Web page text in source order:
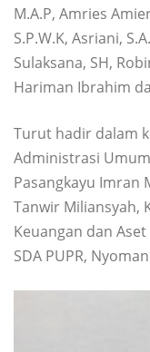
M.A.P, Amries
S.P.W.K, Asriani,
Sulaksana, SH,
Hariman Ibrahim
Turut hadir dalam
Administrasi
Pasangkayu Imran
Tanwir Miliansyah,
Keuangan dan
SDA PUPR,